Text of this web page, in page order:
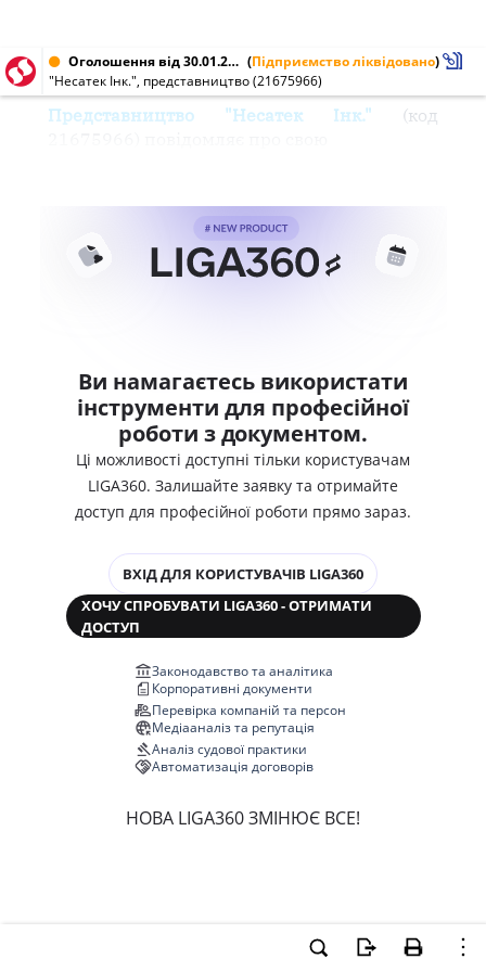
Оголошення від 30.01.2004 № 21675966 (Підприємство ліквідовано)
"Несатек Інк.", представництво (21675966)
Представництво "Несатек Інк." (код
Ви намагаєтесь використати
інструменти для професійної
роботи з документом.
Ці можливості доступні тільки користувачам
LIGA360. Залишайте заявку та отримайте
доступ для професійної роботи прямо зараз.
ВХІД ДЛЯ КОРИСТУВАЧІВ LIGA360
ХОЧУ СПРОБУВАТИ LIGA360 - ОТРИМАТИ
ДОСТУП
Законодавство та аналітика
Корпоративні документи
Перевірка компаній та персон
Медіааналіз та репутація
Аналіз судової практики
Автоматизація договорів
НОВА LIGA360 ЗМІНЮЄ ВСЕ!